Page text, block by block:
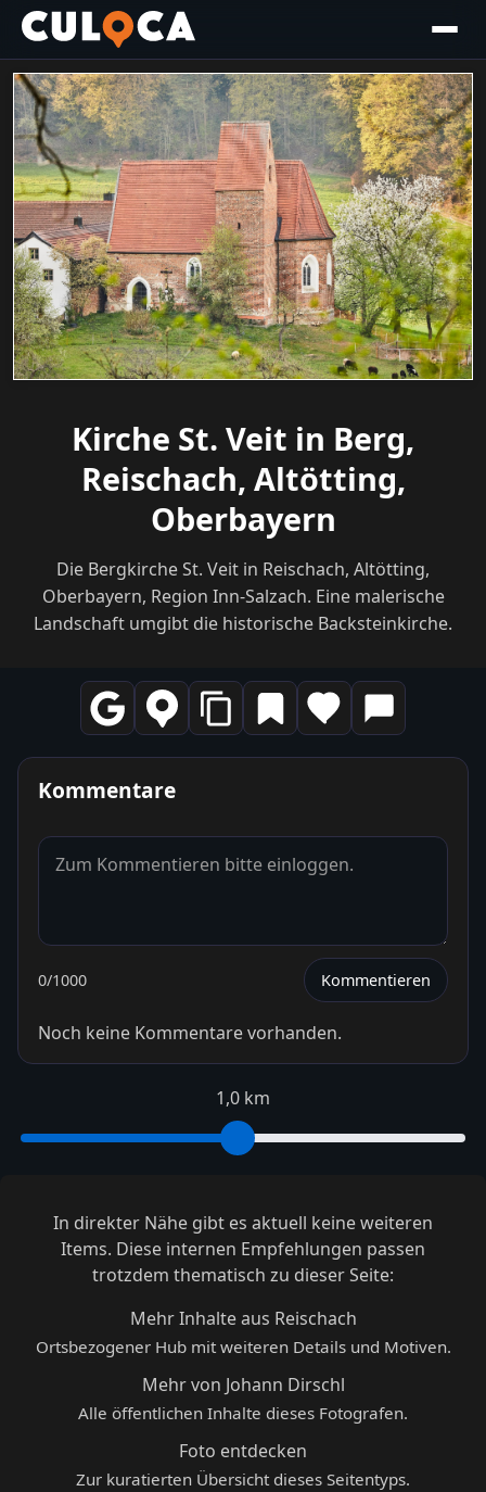
Kirche St. Veit in Berg,
Reischach, Altötting,
Oberbayern
Die Bergkirche St. Veit in Reischach, Altötting,
Oberbayern, Region Inn-Salzach. Eine malerische
Landschaft umgibt die historische Backsteinkirche.
Kommentare
0/1000 Kommentieren
Noch keine Kommentare vorhanden.
1,0 km
In direkter Nähe gibt es aktuell keine weiteren
Items. Diese internen Empfehlungen passen
trotzdem thematisch zu dieser Seite:
Mehr Inhalte aus Reischach
Ortsbezogener Hub mit weiteren Details und Motiven.
Mehr von Johann Dirschl
Alle öffentlichen Inhalte dieses Fotografen.
Foto entdecken
Zur kuratierten Übersicht dieses Seitentyps.